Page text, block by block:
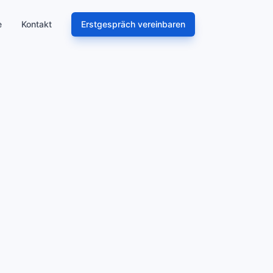
Kontakt Erstgespräch vereinbaren